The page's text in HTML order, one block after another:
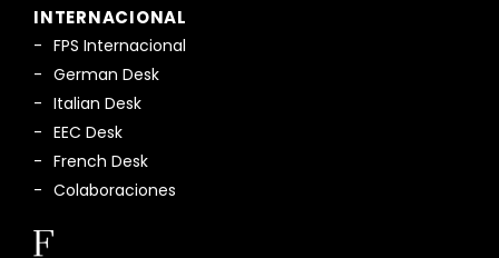
INTERNACIONAL
FPS Internacional
German Desk
Italian Desk
EEC Desk
French Desk
Colaboraciones